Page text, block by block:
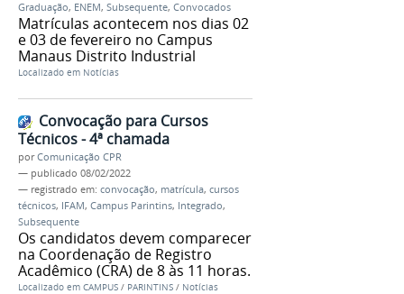
Graduação, ENEM, Subsequente, Convocados
Matrículas acontecem nos dias 02
e 03 de fevereiro no Campus
Manaus Distrito Industrial
Localizado em Notícias
Convocação para Cursos
Técnicos - 4ª chamada
porComunicação CPR
— publicado 08/02/2022
— registrado em: convocação, matrícula, cursos
técnicos, IFAM, Campus Parintins, Integrado,
Subsequente
Os candidatos devem comparecer
na Coordenação de Registro
Acadêmico (CRA) de 8 às 11 horas.
Localizado em CAMPUS / PARINTINS / Notícias